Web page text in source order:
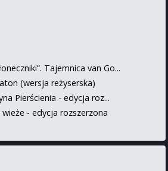
Tajemnica van Go...
(wersja reżyserska)
Pierścienia - edycja roz...
wieże - edycja rozszerzona